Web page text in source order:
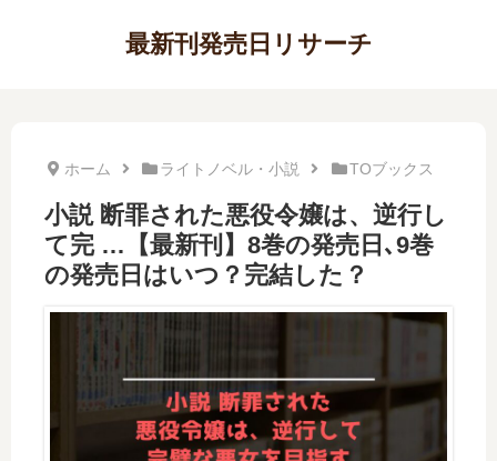
最新刊発売日リサーチ
ホーム ライトノベル・小説 TOブックス
小説 断罪された悪役令嬢は、逆行し
て完 …【最新刊】8巻の発売日､9巻
の発売日はいつ？完結した？